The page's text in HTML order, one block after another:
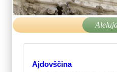
Ajdovščina